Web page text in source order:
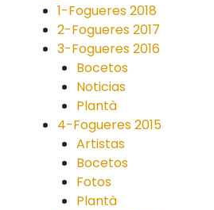
1-Fogueres 2018
2-Fogueres 2017
3-Fogueres 2016
Bocetos
Noticias
Plantà
4-Fogueres 2015
Artistas
Bocetos
Fotos
Plantà